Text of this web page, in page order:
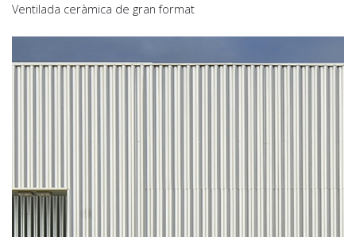
Ventilada ceràmica de gran format